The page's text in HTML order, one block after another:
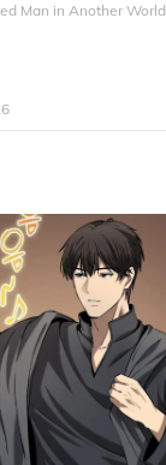
Man in Another World